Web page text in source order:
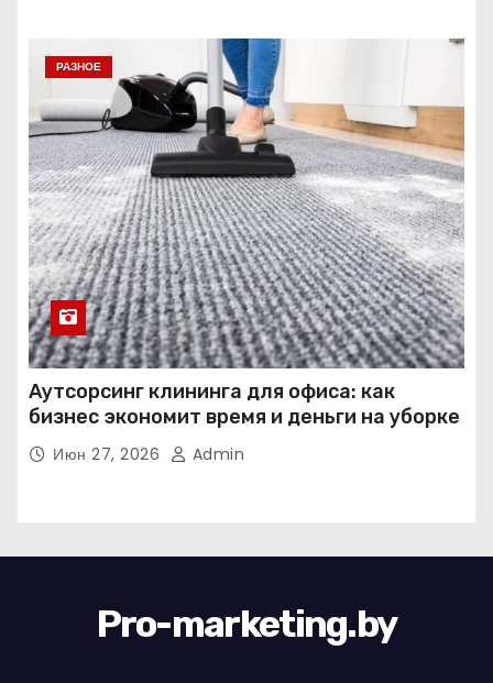
РАЗНОЕ
Аутсорсинг клининга для офиса: как
бизнес экономит время и деньги на уборке
Июн 27, 2026 Admin
Pro-marketing.by